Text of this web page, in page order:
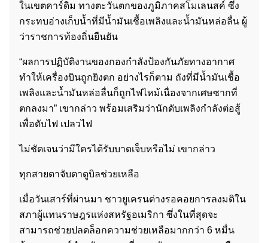
ในเขตคาร์ดิม ทางตะวันตกของภูมิภาคสโมเลนสค์ ซึ่ง
กระทบอ่างเก็บน้ำที่มีน้ำมันเชื้อเพลิงและน้ำมันหล่อลื่น ผู้
ว่าราชการท้องถิ่นยืนยัน
“ผลการปฏิบัติงานของกองกำลังป้องกันภัยทางอากาศ
ทำให้เครื่องบินถูกยิงตก อย่างไรก็ตาม ถังที่มีน้ำมันเชื้อ
เพลิงและน้ำมันหล่อลื่นก็ถูกไฟไหม้เนื่องจากเศษซากที่
ตกลงมา” เขากล่าว พร้อมเสริมว่านักดับเพลิงกำลังต่อสู้
เพื่อดับไฟ เปลวไฟ
ไม่ชัดเจนว่ามีใครได้รับบาดเจ็บหรือไม่ เขากล่าว
ทุกสายตาจับตาดูบิลช่วยเหลือ
เมื่อวันเสาร์ที่ผ่านมา ชาวยูเครนต่างรอคอยการลงมติใน
สภาผู้แทนราษฎรแห่งสหรัฐอเมริกา ซึ่งในที่สุดจะ
สามารถช่วยปลดล็อกความช่วยเหลือมากกว่า 6 หมื่น